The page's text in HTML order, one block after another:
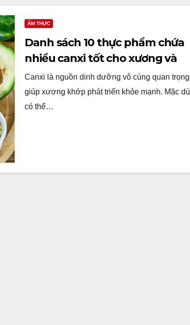
ẨM THỰC
Danh sách 10 thực phẩm chứa
nhiều canxi tốt cho xương và
răng
Canxi là nguồn dinh dưỡng vô cùng quan trọng
giúp xương khớp phát triển khỏe mạnh. Mặc dù
có thể…